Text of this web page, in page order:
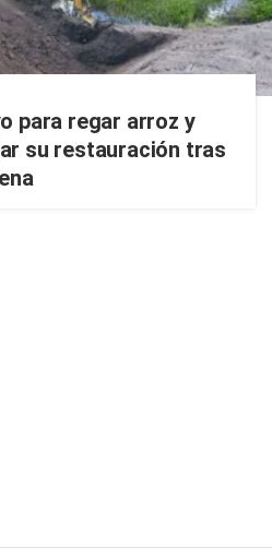
para regar arroz y
su restauración tras